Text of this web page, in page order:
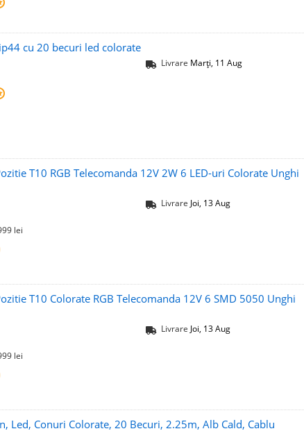
cu 20 becuri led colorate
Livrare Marți, 11 Aug
T10 RGB Telecomanda 12V 2W 6 LED-uri Colorate Unghi
lei
Livrare Joi, 13 Aug
T10 Colorate RGB Telecomanda 12V 6 SMD 5050 Unghi
lei
Livrare Joi, 13 Aug
Led, Conuri Colorate, 20 Becuri, 2.25m, Alb Cald, Cablu